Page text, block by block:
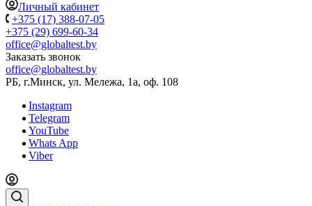
Личный кабинет
+375 (17) 388-07-05
+375 (29) 699-60-34
office@globaltest.by
Заказать звонок
office@globaltest.by
РБ, г.Минск, ул. Мележа, 1а, оф. 108
Instagram
Telegram
YouTube
Whats App
Viber